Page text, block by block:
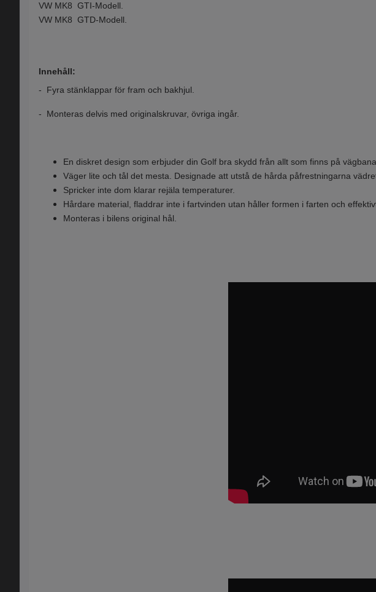
VW MK8 GTI-Modell.
VW MK8 GTD-Modell.
Innehåll:
- Fyra stänklappar för fram och bakhjul.
- Monteras delvis med originalskruvar, övriga ingår.
En diskret design som erbjuder din Golf bra skydd från allt som finns på
Väger lite och tål det mesta. Designade att utstå de hårda påfrestningarna
Spricker inte dom klarar rejäla temperaturer.
Hårdare material, fladdrar inte i fartvinden utan håller formen i farten och
Monteras i bilens original hål.